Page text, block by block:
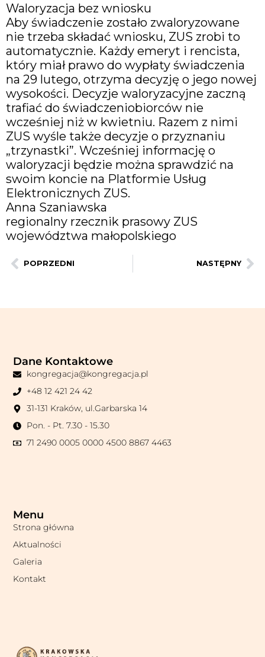
Waloryzacja bez wniosku
Aby świadczenie zostało zwaloryzowane
nie trzeba składać wniosku, ZUS zrobi to
automatycznie. Każdy emeryt i rencista,
który miał prawo do wypłaty świadczenia
na 29 lutego, otrzyma decyzję o jego nowej
wysokości. Decyzje waloryzacyjne zaczną
trafiać do świadczeniobiorców nie
wcześniej niż w kwietniu. Razem z nimi
ZUS wyśle także decyzje o przyznaniu
„trzynastki”. Wcześniej informację o
waloryzacji będzie można sprawdzić na
swoim koncie na Platformie Usług
Elektronicznych ZUS.
Anna Szaniawska
regionalny rzecznik prasowy ZUS
województwa małopolskiego
POPRZEDNI NASTĘPNY
Menu
Strona główna
Aktualności
Galeria
Kontakt
Dane Kontaktowe
kongregacja@kongregacja.pl
+48 12 421 24 42
31-131 Kraków, ul.Garbarska 14
Pon. - Pt. 7.30 - 15.30
71 2490 0005 0000 4500 8867 4463